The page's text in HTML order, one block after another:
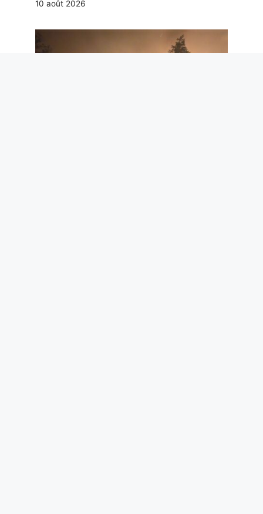
10 août 2026